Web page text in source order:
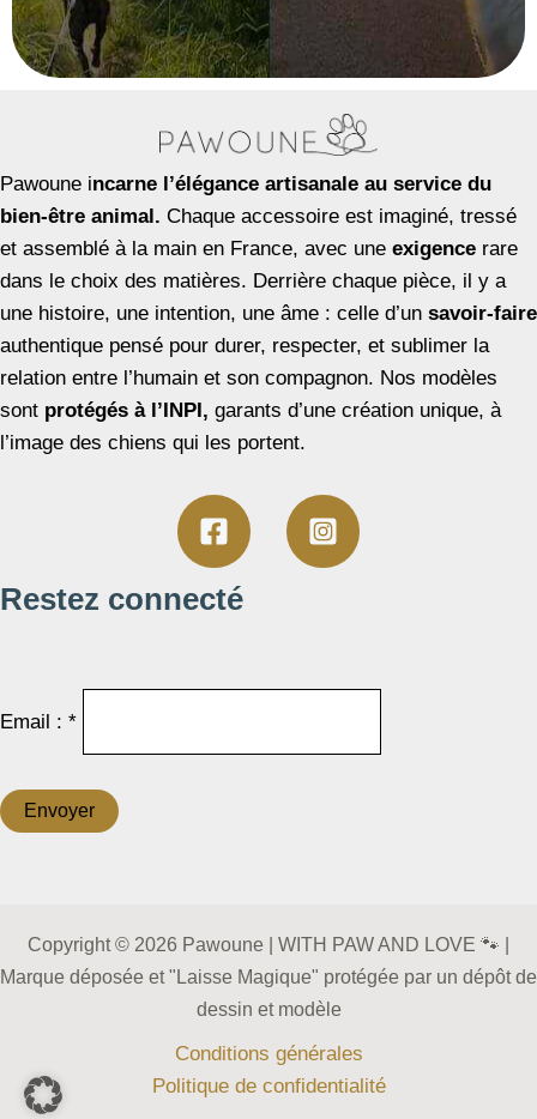
Pawoune incarne l’élégance artisanale au service du
bien-être animal. Chaque accessoire est imaginé, tressé
et assemblé à la main en France, avec une exigence rare
dans le choix des matières. Derrière chaque pièce, il y a
une histoire, une intention, une âme : celle d’un savoir-faire
authentique pensé pour durer, respecter, et sublimer la
relation entre l’humain et son compagnon. Nos modèles
sont protégés à l’INPI, garants d’une création unique, à
l’image des chiens qui les portent.
Restez connecté
Email : *
Copyright © 2026 Pawoune | WITH PAW AND LOVE 🐾 |
Marque déposée et "Laisse Magique" protégée par un dépôt de
dessin et modèle
Conditions générales
Politique de confidentialité